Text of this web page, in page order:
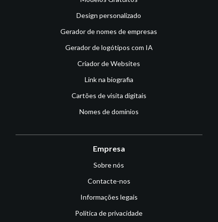
Design personalizado
Gerador de nomes de empresas
Gerador de logótipos com IA
Criador de Websites
Link na biografia
Cartões de visita digitais
Nomes de domínios
Empresa
Sobre nós
Contacte-nos
Informações legais
Política de privacidade